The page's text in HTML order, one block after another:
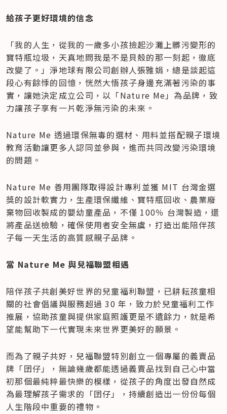
​給孩子更好環境的信念
「我的人生，從我的一歲多小孩撿起沙灘上髒污變形的
寶特瓶垃圾，天真地問我是不是貝殼的那一刻起，徹底
改變了。」淨地球有限公司創辦人張雅娟，總是談起這
段心有餘悸的回憶，恍然大悟孩子身邊充滿著污染的事
實，讓她決定成立公司，以「Nature Me」為品牌，致
力讓孩子享有一片乾淨無污染的未來。
Nature Me 透過環保無毒的選材、用料並搭配親子環境
教育活動讓更多人認同並參與，進而共同改變污染環境
的問題。
Nature Me 善用團隊取得設計專利並獲 MIT 台灣金選
獎的設計軟實力，生產環保纖維、寶特瓶回收、農業廢
棄物回收製成的嬰幼童產品，不僅 100％ 台灣製造，還
將產品送檢驗，確保使用者安全無虞，打造出能陪伴孩
子每一天生活的高質感親子品牌。
當 Nature Me 與兒福聯盟相遇
陪伴孩子共創美好世界的兒童福利聯盟，已耕耘孩童相
關的社會倡議與服務超過 30 年，致力於兒童福利工作
推展，協助孩童與提供家庭照護更是不遺餘力，就是希
望能幫助下一代實現未來世界更美好的願景。
而為了親子共好，兒福聯盟特別創立一個專屬的義賣品
牌「囝仔」，無論幾歲都能透過義賣品找到自己心中當
初那個最純粹最快樂的模樣，從孩子的角度出發自然成
為最理解孩子需求的「囝仔」，持續創造出一份份每個
人生階段中重要的禮物。